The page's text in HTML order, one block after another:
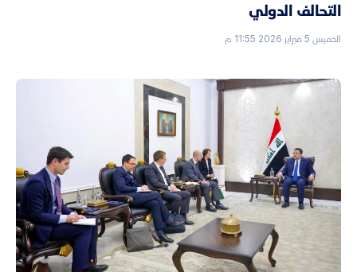
التحالف الدولي
الخميس 5 فبراير 2026 11:55 م